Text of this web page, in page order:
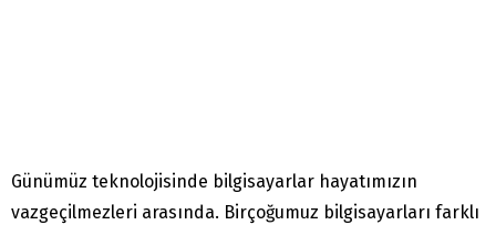
Günümüz teknolojisinde bilgisayarlar hayatımızın
vazgeçilmezleri arasında. Birçoğumuz bilgisayarları farklı